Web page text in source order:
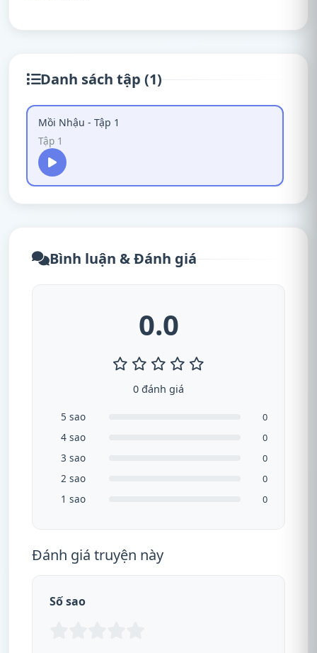
Danh sách tập (1)
Mồi Nhậu - Tập 1
Tập 1
Bình luận & Đánh giá
0.0
0 đánh giá
5 sao 0
4 sao 0
3 sao 0
2 sao 0
1 sao 0
Đánh giá truyện này
Số sao